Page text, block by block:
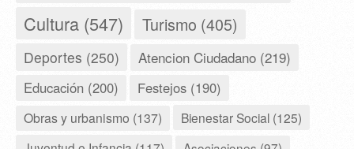
Cultura (547) Turismo (405)
Deportes (250) Atencion Ciudadano (219)
Educación (200) Festejos (190)
Obras y urbanismo (137)
Bienestar Social (125)